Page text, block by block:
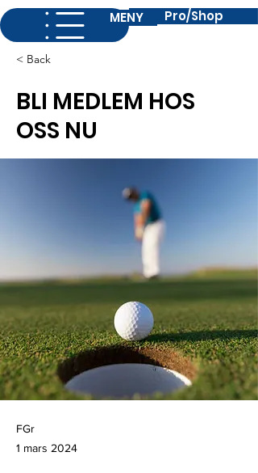
Pro/Shop
MENY
< Back
BLI MEDLEM HOS
OSS NU
FGr
1 mars 2024